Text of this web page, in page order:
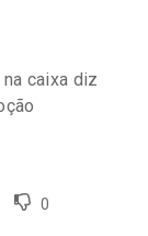
caixa diz
0